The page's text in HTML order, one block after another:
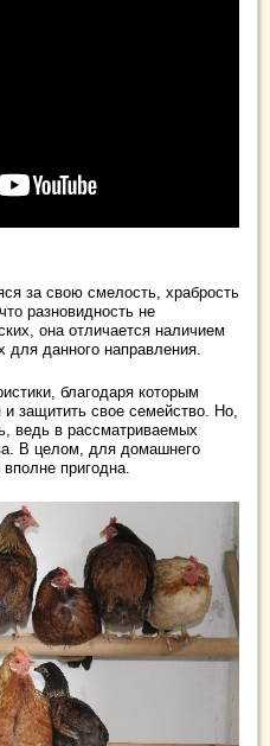
за свою смелость, храбрость
разновидность не
она отличается наличием
для данного направления.
благодаря которым
и защитить свое семейство. Но,
ведь в рассматриваемых
В целом, для домашнего
пригодна.